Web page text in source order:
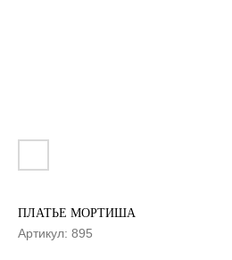
ПЛАТЬЕ МОРТИША
Артикул: 895